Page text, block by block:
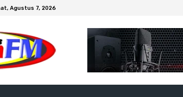
Agustus 7, 2026